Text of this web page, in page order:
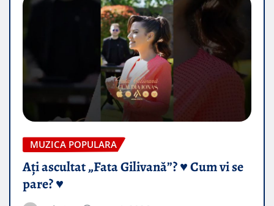
MUZICA POPULARA
Ați ascultat „Fata Gilivană”? ♥️ Cum vi se
pare? ♥️